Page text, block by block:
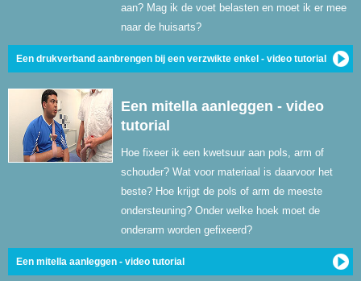
aan? Mag ik de voet belasten en moet ik er mee
naar de huisarts?
Een drukverband aanbrengen bij een verzwikte enkel - video tutorial
Een mitella aanleggen - video
tutorial
Hoe fixeer ik een kwetsuur aan pols, arm of
schouder? Wat voor materiaal is daarvoor het
beste? Hoe krijgt de pols of arm de meeste
ondersteuning? Onder welke hoek moet de
onderarm worden gefixeerd?
Een mitella aanleggen - video tutorial